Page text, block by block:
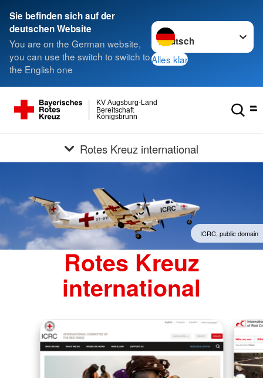
Sie befinden sich auf der
deutschen Website
You are on the German website,
you can use the switch to switch to
the English one
Sprache wechseln zu
Alles klar
Königsbrunn
Bereitschaft
KV Augsburg-Land
Rotes Kreuz international
ICRC, public domain
Rotes Kreuz
international